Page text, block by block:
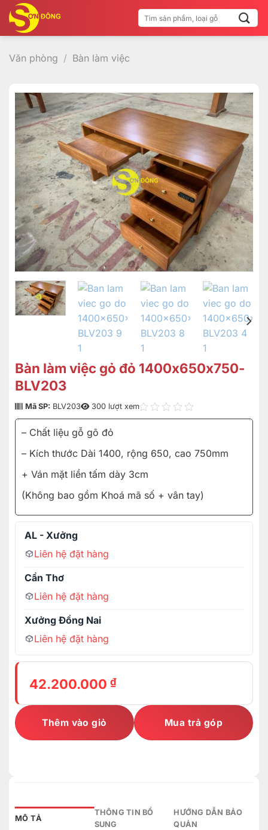
qua
nội
dung
Tìm
kiếm:
Văn phòng / Bàn làm việc
Bàn làm việc gỏ đỏ 1400x650x750-
BLV203
Mã SP: BLV203 300 lượt xem
– Chất liệu gỗ gõ đỏ
– Kích thước Dài 1400, rộng 650, cao 750mm
+ Ván mặt liền tấm dày 3cm
(Không bao gồm Khoá mã số + vân tay)
AL - Xưởng
Liên hệ đặt hàng
Cần Thơ
Liên hệ đặt hàng
Xưởng Đồng Nai
Liên hệ đặt hàng
42.200.000 ₫
Thêm vào giỏ Mua trả góp
MÔ TẢ
THÔNG TIN BỔ
SUNG
HƯỚNG DẪN BẢO
QUẢN